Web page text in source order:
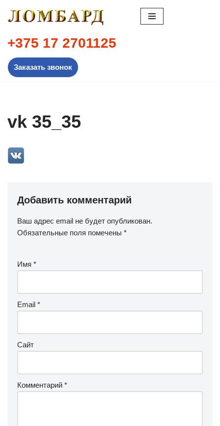
к
содержимому
+375 17 2701125
Заказать звонок
vk 35_35
Добавить комментарий
Ваш адрес email не будет опубликован.
Обязательные поля помечены *
Имя *
Email *
Сайт
Комментарий *